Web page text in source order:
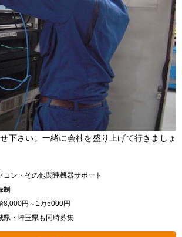
下さい。一緒に会社を盛り上げて行きましょ
コン・その他関連機器サポート
制
8,000円～1万5000円
県・埼玉県も同時募集